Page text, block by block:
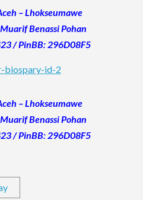
– Lhokseumawe
Benassi Pohan
/ PinBB: 296D08F5
– Lhokseumawe
Benassi Pohan
/ PinBB: 296D08F5